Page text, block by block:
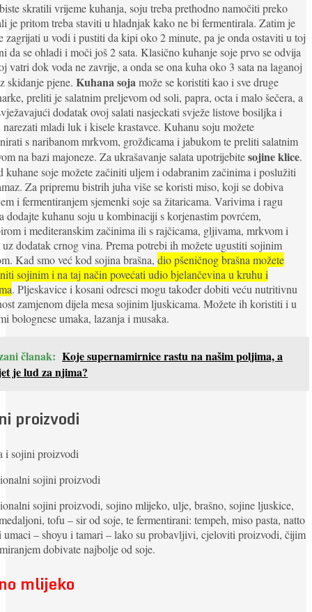
skratili vrijeme kuhanja, soju treba prethodno namočiti preko
je pritom treba staviti u hladnjak kako ne bi fermentirala. Zatim je
zagrijati u vodi i pustiti da kipi oko 2 minute, pa je onda ostaviti u toj
da se ohladi i moči još 2 sata. Klasično kuhanje soje prvo se odvija
vatri dok voda ne zavrije, a onda se ona kuha oko 3 sata na laganoj
skidanje pjene. Kuhana sojamože se koristiti kao i sve druge
preliti je salatnim preljevom od soli, papra, octa i malo šečera, a
dodatak ovoj salati nasjeckati svježe listove bosiljka i
narezati mladi luk i kisele krastavce. Kuhanu soju možete
s naribanom mrkvom, grožđicama i jabukom te preliti salatnim
na bazi majoneze. Za ukrašavanje salata upotrijebitesojine klice.
kuhane soje možete začiniti uljem i odabranim začinima i poslužiti
Za pripremu bistrih juha više se koristi miso, koji se dobiva
i fermentiranjem sjemenki soje sa žitaricama. Varivima i ragu
dodajte kuhanu soju u kombinaciji s korjenastim povrćem,
i mediteranskim začinima ili s rajčicama, gljivama, mrkvom i
dodatak crnog vina. Prema potrebi ih možete ugustiti sojinim
Kad smo već kod sojina brašna, dio pšeničnog brašna možete
sojinim i na taj način povećati udio bjelančevina u kruhu i
. Pljeskavice i kosani odresci mogu također dobiti veću nutritivnu
zamjenom dijela mesa sojinim ljuskicama. Možete ih koristiti i u
bolognese umaka, lazanja i musaka.
članak: Koje supernamirnice rastu na našim poljima, a
je lud za njima?
proizvodi
sojini proizvodi
sojini proizvodi, sojino mlijeko, ulje, brašno, sojine ljuskice,
tofu – sir od soje, te fermentirani: tempeh, miso pasta, natto
umaci – shoyu i tamari – lako su probavljivi, cjeloviti proizvodi, čijim
dobivate najbolje od soje.
mlijeko